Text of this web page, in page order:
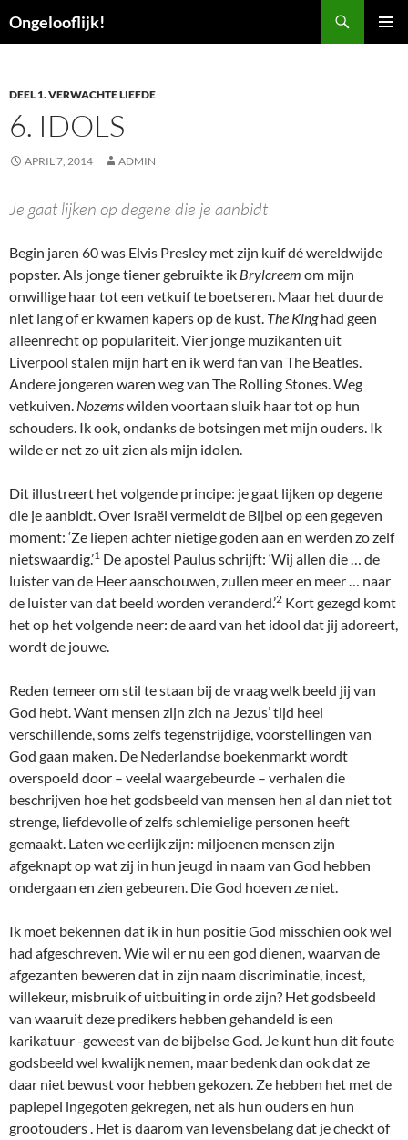
naar
Ongelooflijk!
DEEL 1. VERWACHTE LIEFDE
6. IDOLS
APRIL 7, 2014 ADMIN
Je gaat lijken op degene die je aanbidt
Begin jaren 60 was Elvis Presley met zijn kuif dé wereldwijde
popster. Als jonge tiener gebruikte ik Brylcreem om mijn
onwillige haar tot een vetkuif te boetseren. Maar het duurde
niet lang of er kwamen kapers op de kust. The Kinghad geen
alleenrecht op populariteit. Vier jonge muzikanten uit
Liverpool stalen mijn hart en ik werd fan van The Beatles.
Andere jongeren waren weg van The Rolling Stones. Weg
vetkuiven. Nozemswilden voortaan sluik haar tot op hun
schouders. Ik ook, ondanks de botsingen met mijn ouders. Ik
wilde er net zo uit zien als mijn idolen.
Dit illustreert het volgende principe: je gaat lijken op degene
die je aanbidt. Over Israël vermeldt de Bijbel op een gegeven
moment: ‘Ze liepen achter nietige goden aan en werden zo zelf
nietswaardig.’1 De apostel Paulus schrijft: ‘Wij allen die … de
luister van de Heer aanschouwen, zullen meer en meer … naar
de luister van dat beeld worden veranderd.’2 Kort gezegd komt
het op het volgende neer: de aard van het idool dat jij adoreert,
wordt de jouwe.
Reden temeer om stil te staan bij de vraag welk beeld jij van
God hebt. Want mensen zijn zich na Jezus’ tijd heel
verschillende, soms zelfs tegenstrijdige, voorstellingen van
God gaan maken. De Nederlandse boekenmarkt wordt
overspoeld door – veelal waargebeurde – verhalen die
beschrijven hoe het godsbeeld van mensen hen al dan niet tot
strenge, liefdevolle of zelfs schlemielige personen heeft
gemaakt. Laten we eerlijk zijn: miljoenen mensen zijn
afgeknapt op wat zij in hun jeugd in naam van God hebben
ondergaan en zien gebeuren. Die God hoeven ze niet.
Ik moet bekennen dat ik in hun positie God misschien ook wel
had afgeschreven. Wie wil er nu een god dienen, waarvan de
afgezanten beweren dat in zijn naam discriminatie, incest,
willekeur, misbruik of uitbuiting in orde zijn? Het godsbeeld
van waaruit deze predikers hebben gehandeld is een
karikatuur -geweest van de bijbelse God. Je kunt hun dit foute
godsbeeld wel kwalijk nemen, maar bedenk dan ook dat ze
daar niet bewust voor hebben gekozen. Ze hebben het met de
paplepel ingegoten gekregen, net als hun ouders en hun
grootouders . Het is daarom van levensbelang dat je checkt of